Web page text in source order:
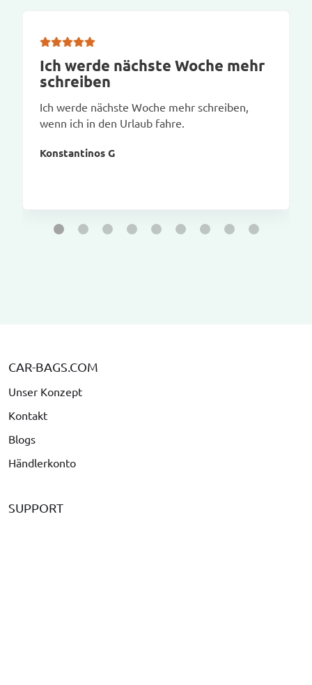
Ich werde nächste Woche mehr
schreiben
Ich werde nächste Woche mehr schreiben,
wenn ich in den Urlaub fahre.
Konstantinos G
CAR-BAGS.COM
Unser Konzept
Kontakt
Blogs
Händlerkonto
SUPPORT